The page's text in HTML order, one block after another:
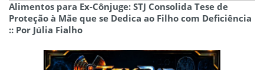
Alimentos para Ex-Cônjuge: STJ Consolida Tese de
Proteção à Mãe que se Dedica ao Filho com Deficiência
:: Por Júlia Fialho